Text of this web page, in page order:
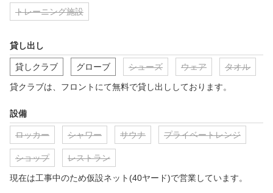
トレーニング施設
貸し出し
貸しクラブ グローブ シューズ ウェア タオル
貸クラブは、フロントにて無料で貸し出ししております。
設備
ロッカー シャワー サウナ プライベートレンジ
ショップ レストラン
現在は工事中のため仮設ネット(40ヤード)で営業しています。